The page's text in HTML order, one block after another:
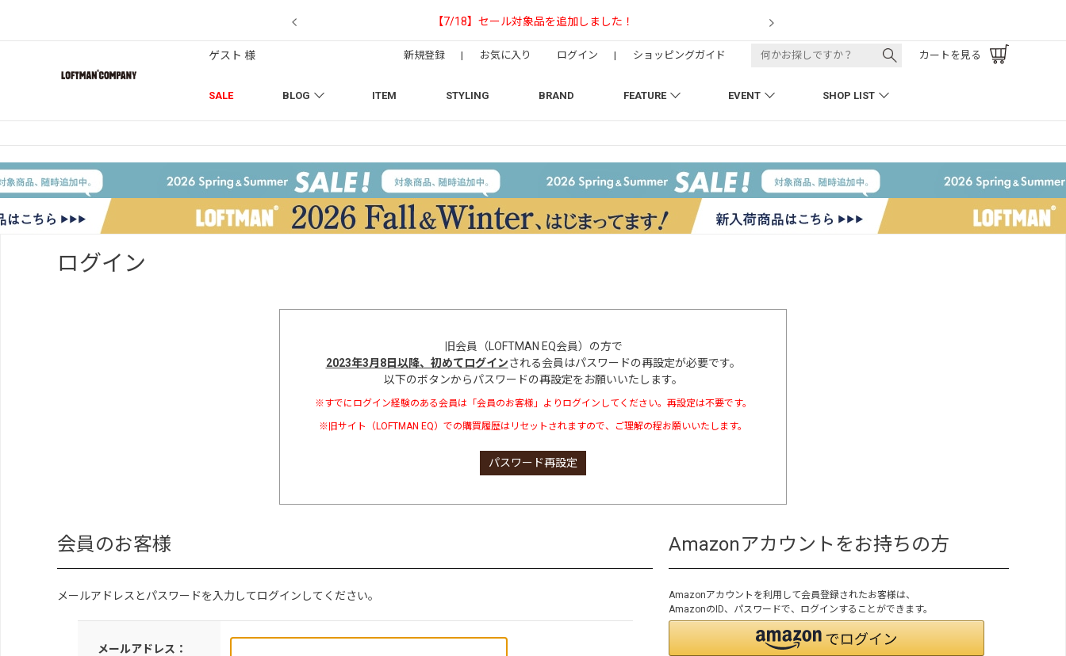
【NEEDLESの別注】50周年 H.D. Track Pant
SALE BLOG ITEM STYLING BRAND FEATURE EVENT SHOP LIST
ゲスト 様 新規登録 | お気に入り ログイン | ショッピングガイド カートを見る
ログイン
旧会員（LOFTMAN EQ会員）の方で
2023年3月8日以降、初めてログインされる会員はパスワードの再設定が必要です。
以下のボタンからパスワードの再設定をお願いいたします。
※すでにログイン経験のある会員は「会員のお客様」よりログインしてください。再設定は不要です。
※旧サイト（LOFTMAN EQ）での購買履歴はリセットされますので、ご理解の程お願いいたします。
パスワード再設定
会員のお客様
メールアドレスとパスワードを入力してログインしてください。
メールアドレス：
Amazonアカウントをお持ちの方
Amazonアカウントを利用して会員登録されたお客様は、
AmazonのID、パスワードで、ログインすることができます。